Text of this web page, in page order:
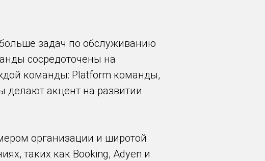
задач по обслуживанию
сосредоточены на
команды: Platform команды,
делают акцент на развитии
организации и широтой
таких как Booking, Adyen и